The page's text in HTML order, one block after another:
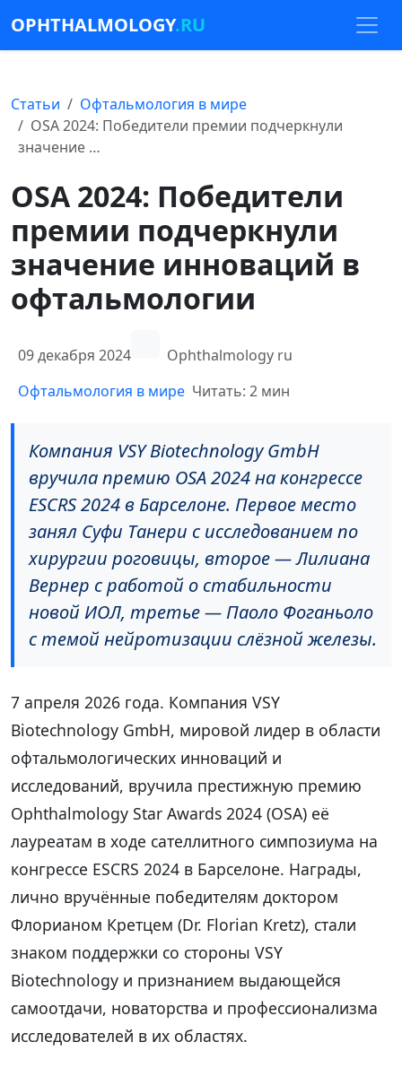
OPHTHALMOLOGY.RU
Статьи
Офтальмология в мире
OSA 2024: Победители премии подчеркнули
значение …
OSA 2024: Победители
премии подчеркнули
значение инноваций в
офтальмологии
09 декабря 2024
Ophthalmology ru
Офтальмология в мире Читать: 2 мин
Компания VSY Biotechnology GmbH
вручила премию OSA 2024 на конгрессе
ESCRS 2024 в Барселоне. Первое место
занял Суфи Танери с исследованием по
хирургии роговицы, второе — Лилиана
Вернер с работой о стабильности
новой ИОЛ, третье — Паоло Фоганьоло
с темой нейротизации слёзной железы.
7 апреля 2026 года. Компания VSY
Biotechnology GmbH, мировой лидер в области
офтальмологических инноваций и
исследований, вручила престижную премию
Ophthalmology Star Awards 2024 (OSA) её
лауреатам в ходе сателлитного симпозиума на
конгрессе ESCRS 2024 в Барселоне. Награды,
лично вручённые победителям доктором
Флорианом Кретцем (Dr. Florian Kretz), стали
знаком поддержки со стороны VSY
Biotechnology и признанием выдающейся
самоотдачи, новаторства и профессионализма
исследователей в их областях.